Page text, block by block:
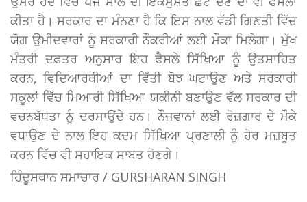
ਕੀਤਾ ਹੈ। ਸਰਕਾਰ ਦਾ ਮੰਨਣਾ ਹੈ ਕਿ ਇਸ ਨਾਲ ਵੱਡੀ ਗਿਣਤੀ ਵਿੱਚ
ਯੋਗ ਉਮੀਦਵਾਰਾਂ ਨੂੰ ਸਰਕਾਰੀ ਨੌਕਰੀਆਂ ਲਈ ਮੌਕਾ ਮਿਲੇਗਾ। ਮੁੱਖ
ਮੰਤਰੀ ਦਫ਼ਤਰ ਅਨੁਸਾਰ ਇਹ ਫੈਸਲੇ ਸਿੱਖਿਆ ਨੂੰ ਉਤਸ਼ਾਹਿਤ
ਕਰਨ, ਵਿਦਿਆਰਥੀਆਂ ਦਾ ਵਿੱਤੀ ਬੋਝ ਘਟਾਉਣ ਅਤੇ ਸਰਕਾਰੀ
ਸਕੂਲਾਂ ਵਿੱਚ ਮਿਆਰੀ ਸਿੱਖਿਆ ਯਕੀਨੀ ਬਣਾਉਣ ਵੱਲ ਸਰਕਾਰ ਦੀ
ਵਚਨਬੱਧਤਾ ਨੂੰ ਦਰਸਾਉਂਦੇ ਹਨ। ਨੌਜਵਾਨਾਂ ਲਈ ਰੋਜ਼ਗਾਰ ਦੇ ਮੌਕੇ
ਵਧਾਉਣ ਦੇ ਨਾਲ ਇਹ ਕਦਮ ਸਿੱਖਿਆ ਪ੍ਰਣਾਲੀ ਨੂੰ ਹੋਰ ਮਜ਼ਬੂਤ
ਕਰਨ ਵਿੱਚ ਵੀ ਸਹਾਇਕ ਸਾਬਤ ਹੋਣਗੇ।
ਹਿੰਦੂਸਥਾਨ ਸਮਾਚਾਰ / GURSHARAN SINGH